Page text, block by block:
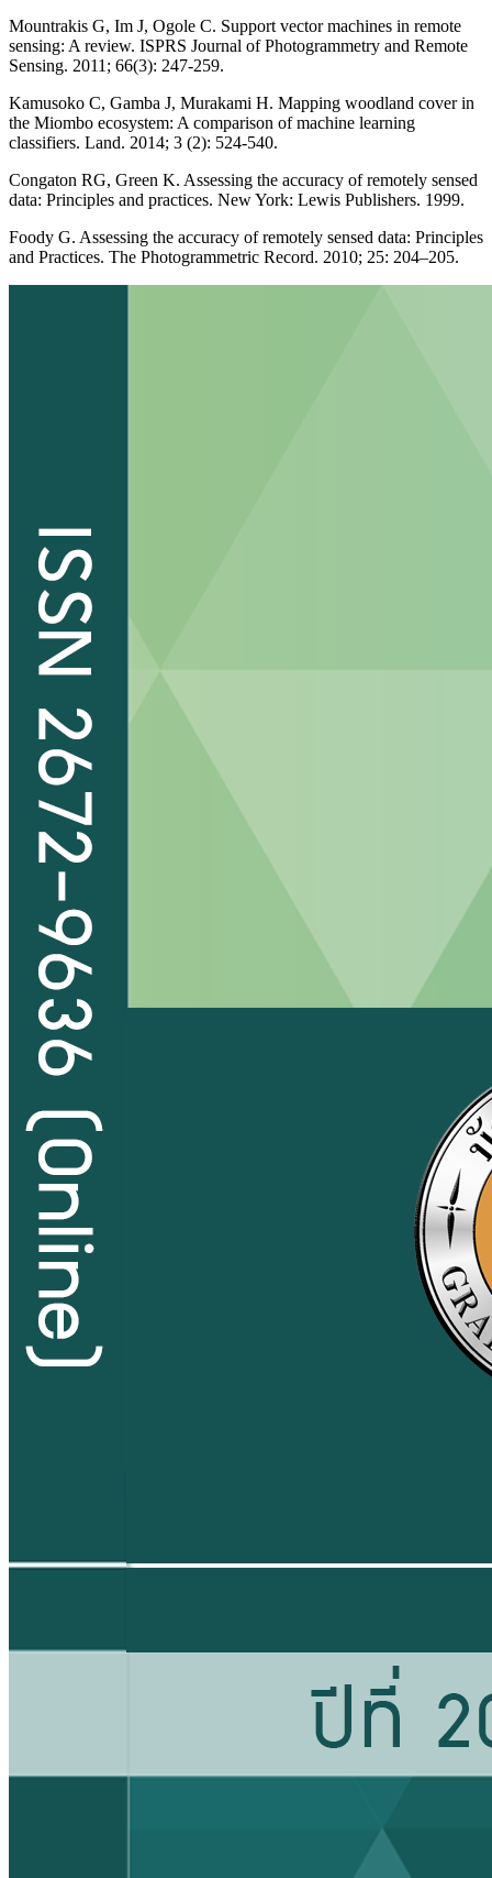
Mountrakis G, Im J, Ogole C. Support vector machines in remote
sensing: A review. ISPRS Journal of Photogrammetry and Remote
Sensing. 2011; 66(3): 247-259.
Kamusoko C, Gamba J, Murakami H. Mapping woodland cover in
the Miombo ecosystem: A comparison of machine learning
classifiers. Land. 2014; 3 (2): 524-540.
Congaton RG, Green K. Assessing the accuracy of remotely sensed
data: Principles and practices. New York: Lewis Publishers. 1999.
Foody G. Assessing the accuracy of remotely sensed data: Principles
and Practices. The Photogrammetric Record. 2010; 25: 204–205.